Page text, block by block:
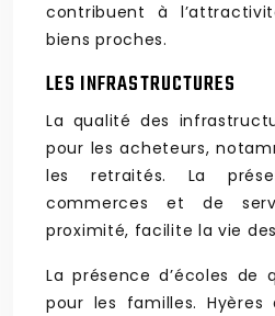
contribuent à
biens proches.
LES INFRASTRUCTURES
La qualité des
pour les acheteurs,
les retraités. La
commerces et de
proximité, facilite la vie
La présence d’écoles
pour les familles. Hyères